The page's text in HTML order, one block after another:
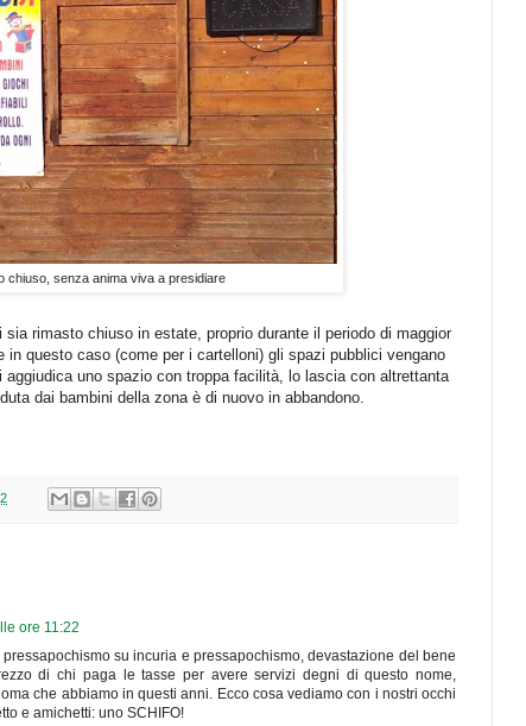
chiuso, senza anima viva a presidiare
rimasto chiuso in estate, proprio durante il periodo di maggior
questo caso (come per i cartelloni) gli spazi pubblici vengano
uno spazio con troppa facilità, lo lascia con altrettanta
dai bambini della zona è di nuovo in abbandono.
ore 11:22
su incuria e pressapochismo, devastazione del bene
di chi paga le tasse per avere servizi degni di questo nome,
che abbiamo in questi anni. Ecco cosa vediamo con i nostri occhi
e amichetti: uno SCHIFO!